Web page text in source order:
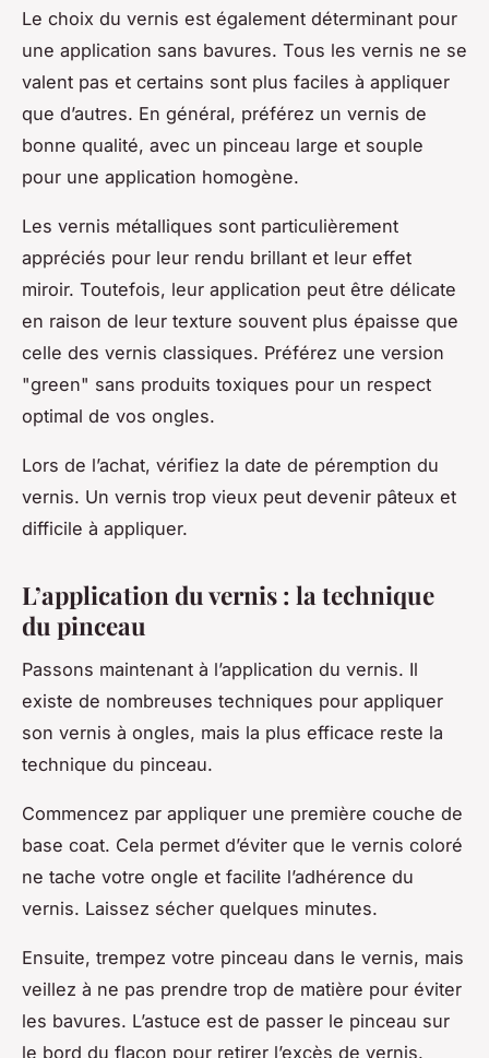
Le choix du vernis est également déterminant pour
une application sans bavures. Tous les vernis ne se
valent pas et certains sont plus faciles à appliquer
que d’autres. En général, préférez un vernis de
bonne qualité, avec un pinceau large et souple
pour une application homogène.
Les vernis métalliques sont particulièrement
appréciés pour leur rendu brillant et leur effet
miroir. Toutefois, leur application peut être délicate
en raison de leur texture souvent plus épaisse que
celle des vernis classiques. Préférez une version
"green" sans produits toxiques pour un respect
optimal de vos ongles.
Lors de l’achat, vérifiez la date de péremption du
vernis. Un vernis trop vieux peut devenir pâteux et
difficile à appliquer.
L’application du vernis : la technique
du pinceau
Passons maintenant à l’application du vernis. Il
existe de nombreuses techniques pour appliquer
son vernis à ongles, mais la plus efficace reste la
technique du pinceau.
Commencez par appliquer une première couche de
base coat. Cela permet d’éviter que le vernis coloré
ne tache votre ongle et facilite l’adhérence du
vernis. Laissez sécher quelques minutes.
Ensuite, trempez votre pinceau dans le vernis, mais
veillez à ne pas prendre trop de matière pour éviter
les bavures. L’astuce est de passer le pinceau sur
le bord du flacon pour retirer l’excès de vernis.